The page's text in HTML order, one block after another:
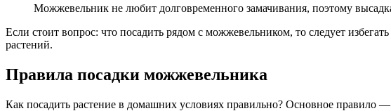
Можжевельник не любит долговременного замачивания, поэтому
Если стоит вопрос: что посадить рядом с можжевельником, то следует
растений.
Правила посадки можжевельника
Как посадить растение в домашних условиях правильно? Основное правило